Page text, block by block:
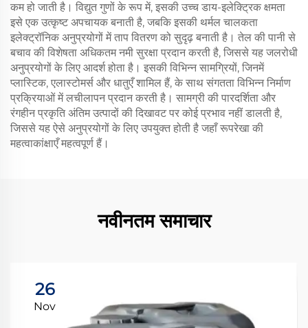
कम हो जाती है। विद्युत गुणों के रूप में, इसकी उच्च डाय-इलेक्ट्रिक क्षमता
इसे एक उत्कृष्ट अपचायक बनाती है, जबकि इसकी थर्मल चालकता
इलेक्ट्रॉनिक अनुप्रयोगों में ताप वितरण को सुदृढ़ बनाती है। तेल की पानी से
बचाव की विशेषता अधिकतम नमी सुरक्षा प्रदान करती है, जिससे यह जलरोधी
अनुप्रयोगों के लिए आदर्श होता है। इसकी विभिन्न सामग्रियों, जिनमें
प्लास्टिक, एलास्टोमर्स और धातुएँ शामिल हैं, के साथ संगतता विभिन्न निर्माण
प्रक्रियाओं में लचीलापन प्रदान करती है। सामग्री की पारदर्शिता और
रंगहीन प्रकृति अंतिम उत्पादों की दिखावट पर कोई प्रभाव नहीं डालती है,
जिससे यह ऐसे अनुप्रयोगों के लिए उपयुक्त होती है जहाँ रूपरेखा की
महत्वाकांक्षाएँ महत्वपूर्ण हैं।
नवीनतम समाचार
26
Nov